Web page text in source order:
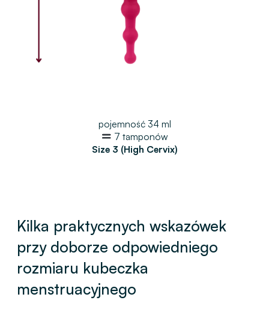
pojemność 34 ml
7 tamponów
Size 3 (High Cervix)
Kilka praktycznych wskazówek
przy doborze odpowiedniego
rozmiaru kubeczka
menstruacyjnego